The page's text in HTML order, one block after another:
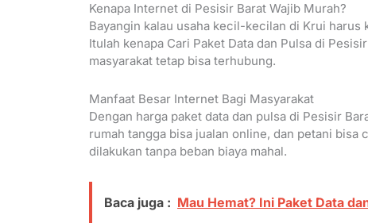
Kenapa Internet di Pesisir Barat Wajib Murah?
Bayangin kalau usaha kecil-kecilan di Krui
Itulah kenapa Cari Paket Data dan Pulsa di
masyarakat tetap bisa terhubung.
Manfaat Besar Internet Bagi Masyarakat
Dengan harga paket data dan pulsa di Pesisir
rumah tangga bisa jualan online, dan petani
dilakukan tanpa beban biaya mahal.
Baca juga : Mau Hemat? Ini Paket Data